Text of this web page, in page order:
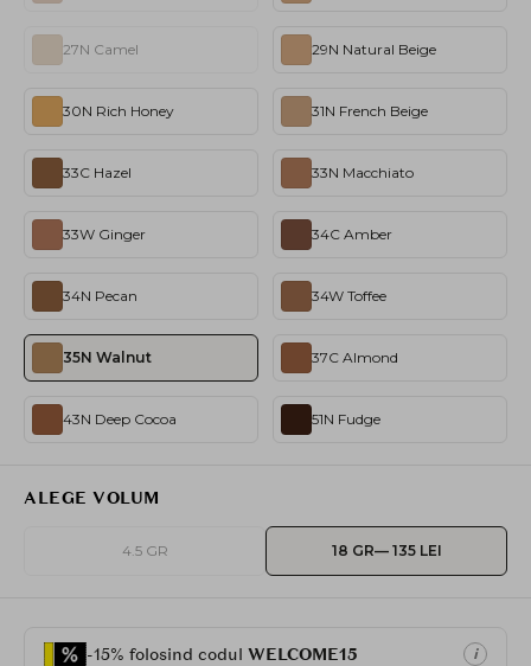
27N Camel 29N Natural Beige
30N Rich Honey 31N French Beige
33C Hazel 33N Macchiato
33W Ginger 34C Amber
34N Pecan 34W Toffee
35N Walnut 37C Almond
43N Deep Cocoa 51N Fudge
ALEGE VOLUM
4.5 GR 18 GR— 135 LEI
-15% folosind codul WELCOME15 i